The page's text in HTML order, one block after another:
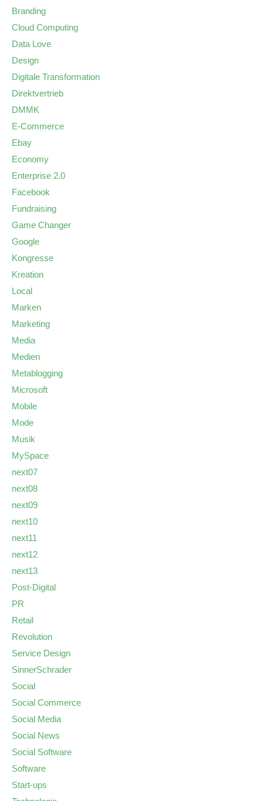
Branding
Cloud Computing
Data Love
Design
Digitale Transformation
Direktvertrieb
DMMK
E-Commerce
Ebay
Economy
Enterprise 2.0
Facebook
Fundraising
Game Changer
Google
Kongresse
Kreation
Local
Marken
Marketing
Media
Medien
Metablogging
Microsoft
Mobile
Mode
Musik
MySpace
next07
next08
next09
next10
next11
next12
next13
Post-Digital
PR
Retail
Revolution
Service Design
SinnerSchrader
Social
Social Commerce
Social Media
Social News
Social Software
Software
Start-ups